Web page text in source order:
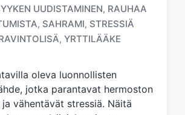
UUDISTAMINEN, RAUHAA
, SAHRAMI, STRESSIÄ
, YRTTILÄÄKE
oleva luonnollisten
jotka parantavat hermoston
vähentävät stressiä. Näitä